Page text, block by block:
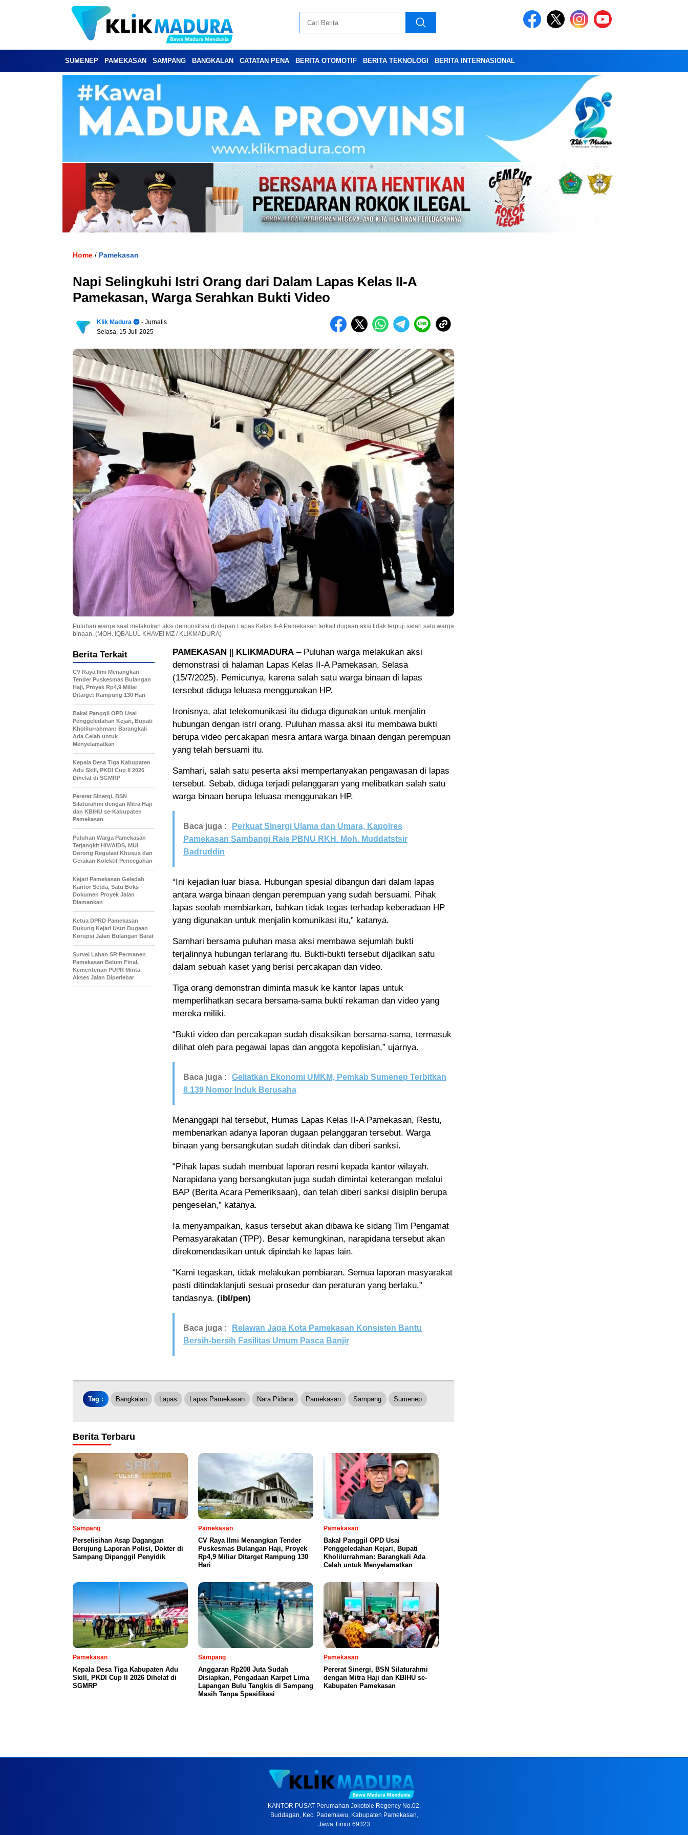
SUMENEP PAMEKASAN SAMPANG BANGKALAN CATATAN PENA BERITA OTOMOTIF BERITA TEKNOLOGI BERITA INTERNASIONAL
Home / Pamekasan
Napi Selingkuhi Istri Orang dari Dalam Lapas Kelas II-A
Pamekasan, Warga Serahkan Bukti Video
Klik Madura
- Jurnalis
Selasa, 15 Juli 2025
Puluhan warga saat melakukan aksi demonstrasi di depan Lapas Kelas II-A Pamekasan terkait dugaan aksi tidak terpuji salah satu warga
binaan. (MOH. IQBALUL KHAVEI MZ / KLIKMADURA)
PAMEKASAN || KLIKMADURA – Puluhan warga melakukan aksi
demonstrasi di halaman Lapas Kelas II-A Pamekasan, Selasa
(15/7/2025). Pemicunya, karena salah satu warga binaan di lapas
tersebut diduga leluasa menggunakan HP.
Ironisnya, alat telekomunikasi itu diduga digunakan untuk menjalin
hubungan dengan istri orang. Puluhan massa aksi itu membawa bukti
berupa video percakapan mesra antara warga binaan dengan perempuan
yang telah bersuami itu.
Samhari, salah satu peserta aksi mempertanyakan pengawasan di lapas
tersebut. Sebab, diduga terjadi pelanggaran yang melibatkan salah satu
warga binaan berupa leluasa menggunakan HP.
Baca juga :
Perkuat Sinergi Ulama dan Umara, Kapolres
Pamekasan Sambangi Rais PBNU RKH. Moh. Muddatstsir
Badruddin
“Ini kejadian luar biasa. Hubungan spesial dibangun dari dalam lapas
antara warga binaan dengan perempuan yang sudah bersuami. Pihak
lapas seolah membiarkan, bahkan tidak tegas terhadap keberadaan HP
yang digunakan untuk menjalin komunikasi itu,” katanya.
Samhari bersama puluhan masa aksi membawa sejumlah bukti
terjalinnya hubungan terlarang itu. Bukti-bukti tersebut dijadikan satu
dalam sebuah kaset yang berisi percakapan dan video.
Tiga orang demonstran diminta masuk ke kantor lapas untuk
memperlihatkan secara bersama-sama bukti rekaman dan video yang
mereka miliki.
“Bukti video dan percakapan sudah disaksikan bersama-sama, termasuk
dilihat oleh para pegawai lapas dan anggota kepolisian,” ujarnya.
Baca juga :
Geliatkan Ekonomi UMKM, Pemkab Sumenep Terbitkan
8.139 Nomor Induk Berusaha
Menanggapi hal tersebut, Humas Lapas Kelas II-A Pamekasan, Restu,
membenarkan adanya laporan dugaan pelanggaran tersebut. Warga
binaan yang bersangkutan sudah ditindak dan diberi sanksi.
“Pihak lapas sudah membuat laporan resmi kepada kantor wilayah.
Narapidana yang bersangkutan juga sudah dimintai keterangan melalui
BAP (Berita Acara Pemeriksaan), dan telah diberi sanksi disiplin berupa
pengeselan,” katanya.
Ia menyampaikan, kasus tersebut akan dibawa ke sidang Tim Pengamat
Pemasyarakatan (TPP). Besar kemungkinan, narapidana tersebut akan
direkomendasikan untuk dipindah ke lapas lain.
“Kami tegaskan, tidak melakukan pembiaran. Semua laporan masyarakat
pasti ditindaklanjuti sesuai prosedur dan peraturan yang berlaku,”
tandasnya. (ibl/pen)
Baca juga :
Relawan Jaga Kota Pamekasan Konsisten Bantu
Bersih-bersih Fasilitas Umum Pasca Banjir
Berita Terkait
CV Raya Ilmi Menangkan
Tender Puskesmas Bulangan
Haji, Proyek Rp4,9 Miliar
Ditarget Rampung 130 Hari
Bakal Panggil OPD Usai
Penggeledahan Kejari, Bupati
Kholilurrahman: Barangkali
Ada Celah untuk
Menyelamatkan
Kepala Desa Tiga Kabupaten
Adu Skill, PKDI Cup II 2026
Dihelat di SGMRP
Pererat Sinergi, BSN
Silaturahmi dengan Mitra Haji
dan KBIHU se-Kabupaten
Pamekasan
Puluhan Warga Pamekasan
Terjangkit HIV/AIDS, MUI
Dorong Regulasi Khusus dan
Gerakan Kolektif Pencegahan
Kejari Pamekasan Geledah
Kantor Setda, Satu Boks
Dokumen Proyek Jalan
Diamankan
Ketua DPRD Pamekasan
Dukung Kejari Usut Dugaan
Korupsi Jalan Bulangan Barat
Survei Lahan SR Permanen
Pamekasan Belum Final,
Kementerian PUPR Minta
Akses Jalan Diperlebar
Tag : Bangkalan Lapas Lapas Pamekasan Nara Pidana Pamekasan Sampang Sumenep
Berita Terbaru
Sampang
Perselisihan Asap Dagangan
Berujung Laporan Polisi, Dokter di
Sampang Dipanggil Penyidik
Pamekasan
CV Raya Ilmi Menangkan Tender
Puskesmas Bulangan Haji, Proyek
Rp4,9 Miliar Ditarget Rampung 130
Hari
Pamekasan
Bakal Panggil OPD Usai
Penggeledahan Kejari, Bupati
Kholilurrahman: Barangkali Ada
Celah untuk Menyelamatkan
Pamekasan
Kepala Desa Tiga Kabupaten Adu
Skill, PKDI Cup II 2026 Dihelat di
SGMRP
Sampang
Anggaran Rp208 Juta Sudah
Disiapkan, Pengadaan Karpet Lima
Lapangan Bulu Tangkis di Sampang
Masih Tanpa Spesifikasi
Pamekasan
Pererat Sinergi, BSN Silaturahmi
dengan Mitra Haji dan KBIHU se-
Kabupaten Pamekasan
KANTOR PUSAT Perumahan Jokotole Regency No.02,
Buddagan, Kec. Pademawu, Kabupaten Pamekasan,
Jawa Timur 69323